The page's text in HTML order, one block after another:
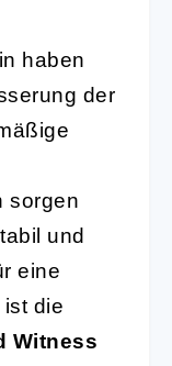
haben
der
sorgen
und
eine
die
Witness